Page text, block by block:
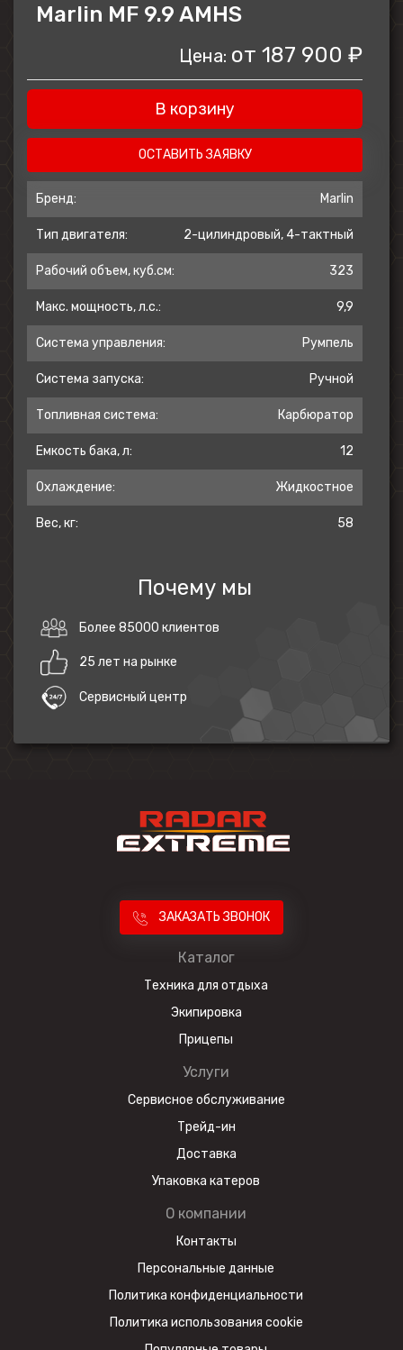
Marlin MF 9.9 AMHS
Цена: от 187 900 ₽
В корзину
ОСТАВИТЬ ЗАЯВКУ
Бренд: Marlin
Тип двигателя: 2-цилиндровый, 4-тактный
Рабочий объем, куб.см: 323
Макс. мощность, л.с.: 9,9
Система управления: Румпель
Система запуска: Ручной
Топливная система: Карбюратор
Емкость бака, л: 12
Охлаждение: Жидкостное
Вес, кг: 58
Почему мы
Более 85000 клиентов
25 лет на рынке
Сервисный центр
ЗАКАЗАТЬ ЗВОНОК
Каталог
Техника для отдыха
Экипировка
Прицепы
Услуги
Сервисное обслуживание
Трейд-ин
Доставка
Упаковка катеров
О компании
Контакты
Персональные данные
Политика конфиденциальности
Политика использования cookie